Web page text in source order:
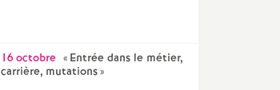
16 octobre « Entrée dans le métier,
carrière, mutations»